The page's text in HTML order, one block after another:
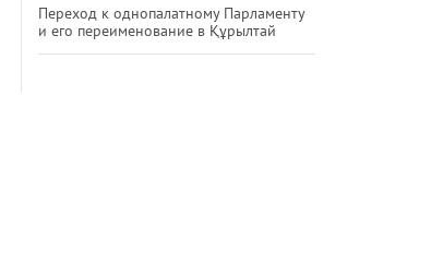
Переход к однопалатному Парламенту
и его переименование в Құрылтай